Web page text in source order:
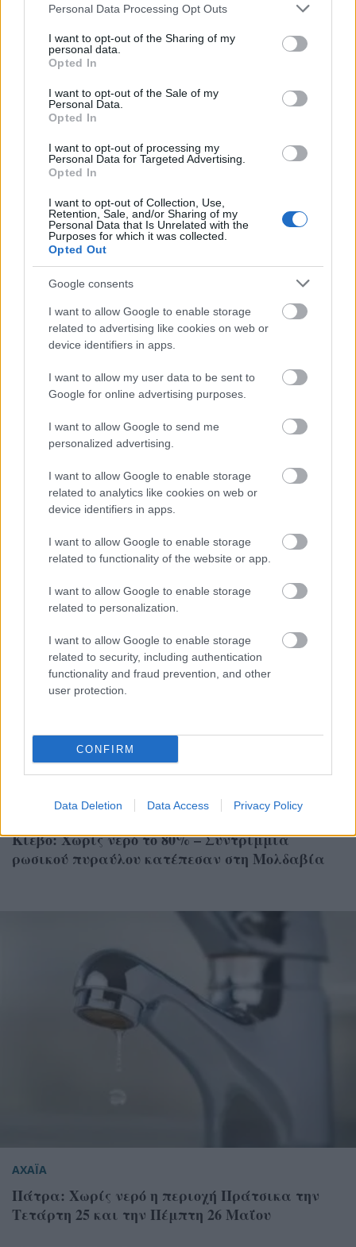
Please note that this website/app uses one or more Google
not limited to your visit or usage behaviour. You may click to
grant or deny consent to Google and its third-party tags to
use your data for below specified purposes in below Google
consent section.
Personal Data Processing Opt Outs
I want to opt-out of the Sharing of my
personal data.
Opted In
I want to opt-out of the Sale of my
Personal Data.
Opted In
I want to opt-out of processing my
Personal Data for Targeted Advertising.
Opted In
I want to opt-out of Collection, Use,
Retention, Sale, and/or Sharing of my
Personal Data that Is Unrelated with the
Purposes for which it was collected.
Opted Out
Google consents
I want to allow Google to enable storage
related to advertising like cookies on web or
device identifiers in apps.
I want to allow my user data to be sent to
Google for online advertising purposes.
I want to allow Google to send me
personalized advertising.
I want to allow Google to enable storage
related to analytics like cookies on web or
device identifiers in apps.
I want to allow Google to enable storage
related to functionality of the website or app.
I want to allow Google to enable storage
related to personalization.
I want to allow Google to enable storage
related to security, including authentication
functionality and fraud prevention, and other
user protection.
CONFIRM
Data Deletion Data Access Privacy Policy
Πάτρα – ΔΕΥΑΠ: Σε αυτές τις περιοχές θα
γίνουν έργα αντικατάστασης του δικτύου
υδροδότησης
Πάτρα: Αποκαταστάθηκε η ομαλή υδροδότηση
στην ευρύτερη περιοχή της οδού Γερμανού
ΚΟΣΜΟΣ
Κίεβο: Χωρίς νερό το 80% – Συντρίμμια
ρωσικού πυραύλου κατέπεσαν στη Μολδαβία
ΑΧΑΪΑ
Πάτρα: Χωρίς νερό η περιοχή Πράτσικα την
Τετάρτη 25 και την Πέμπτη 26 Μαΐου